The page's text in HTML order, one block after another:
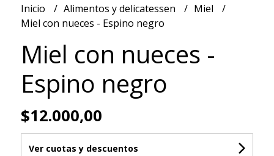
Inicio Alimentos y delicatessen
Miel
Miel con nueces - Espino negro
Miel con nueces -
Espino negro
$12.000,00
Ver cuotas y descuentos